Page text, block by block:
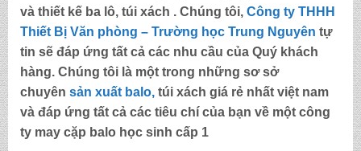
và thiết kế ba lô, túi xách . Chúng tôi, Công ty THHH
Thiết Bị Văn phòng – Trường học Trung Nguyên tự
tin sẽ đáp ứng tất cả các nhu cầu của Quý khách
hàng. Chúng tôi là một trong những sơ sở
chuyên sản xuất balo,túi xách giá rẻ nhất việt nam
và đáp ứng tất cả các tiêu chí của bạn về một công
ty may cặp balo học sinh cấp 1